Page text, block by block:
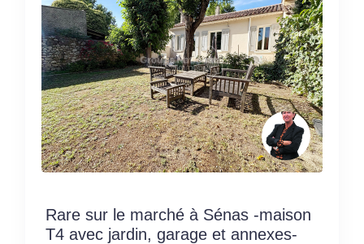
Rare sur le marché à Sénas -maison
T4 avec jardin, garage et annexes-